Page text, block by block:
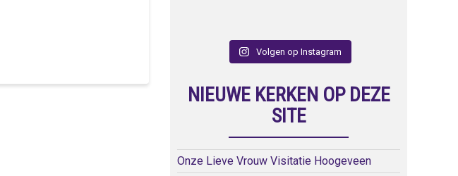
Volgen op Instagram
NIEUWE KERKEN OP DEZE
SITE
Onze Lieve Vrouw Visitatie Hoogeveen